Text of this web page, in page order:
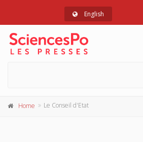
English
Home Le Conseil d'Etat